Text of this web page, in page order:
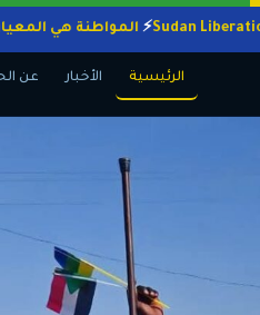
المواطنة هي
الرئيسية الأخبار عن